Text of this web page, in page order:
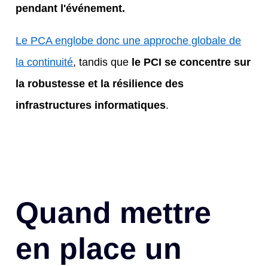
pendant l'événement.
Le PCA englobe donc une approche globale de
la continuité, tandis que le PCI se concentre sur
la robustesse et la résilience des
infrastructures informatiques.
Quand mettre
en place un